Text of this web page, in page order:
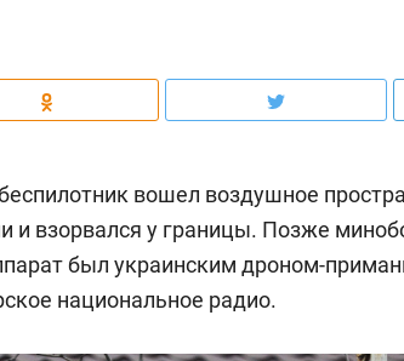
вошел воздушное
и взорвался у границы. Позже
был украинским дроном-
национальное радио.